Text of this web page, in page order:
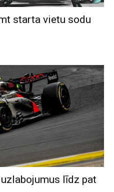
starta vietu sodu
uzlabojumus līdz pat